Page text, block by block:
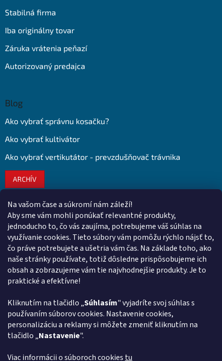
Na vašom čase a súkromí nám záleží!
Aby sme vám mohli ponúkať relevantné produkty,
jednoducho to, čo vás zaujíma, potrebujeme váš súhlas na
využívanie cookies. Tieto súbory vám pomôžu rýchlo nájsť to,
čo práve potrebujete a ušetria vám čas. Na základe toho, ako
naše stránky používate, totiž dôsledne prispôsobujeme ich
obsah a zobrazujeme vám tie najvhodnejšie produkty. Je to
praktické a efektívne!
Kliknutím na tlačidlo „Súhlasím" vyjadríte svoj súhlas s
používaním súborov cookies. Nastavenie cookies,
personalizáciu a reklamy si môžete zmeniť kliknutím na
tlačidlo „Nastavenie".
Viac informácii o súboroch cookies tu
Stabilná firma
Iba originálny tovar
Záruka vrátenia peňazí
Autorizovaný predajca
Blog
Ako vybrať správnu kosačku?
Ako vybrať kultivátor
Ako vybrať vertikutátor - prevzdušňovač trávnika
ARCHÍV
Kontakt
obchod@ euroshopy.sk
0911 931 019
0911 931 019
Facebook Euroshopy
Prijímame online platby